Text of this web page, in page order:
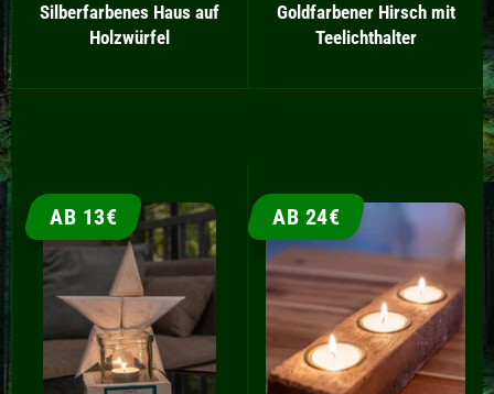
Silberfarbenes Haus auf
Holzwürfel
Goldfarbener Hirsch mit
Teelichthalter
AB 13€ AB 24€